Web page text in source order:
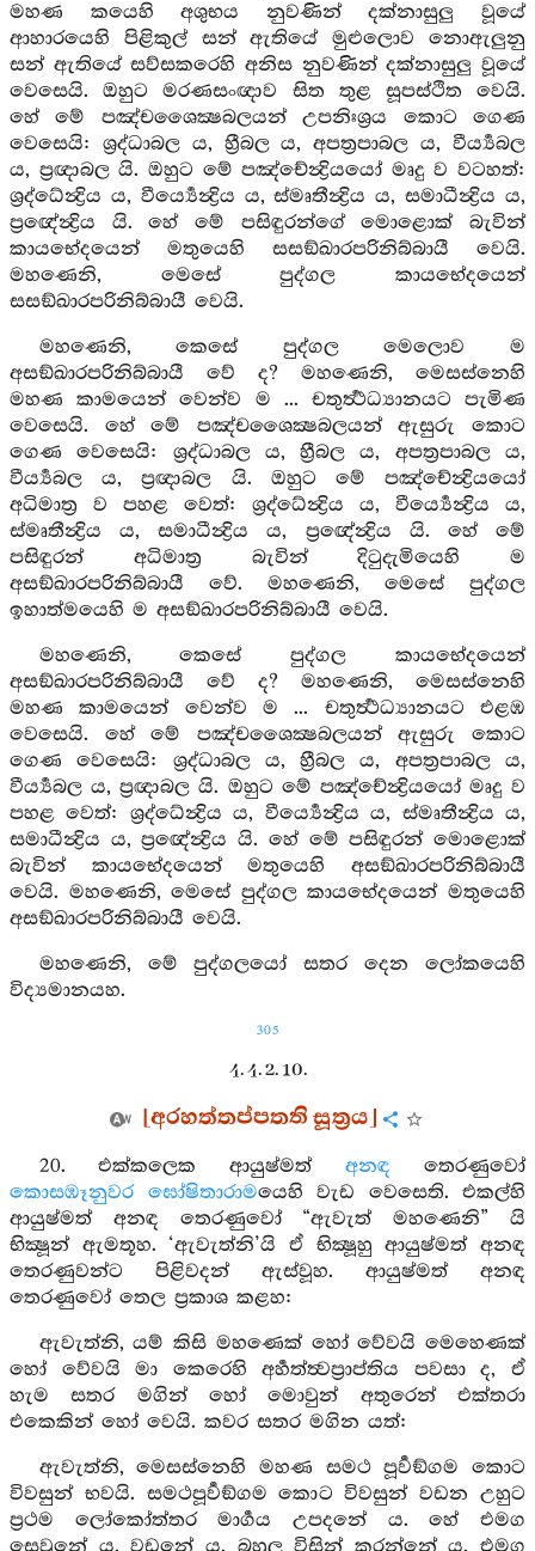
මහණ කයෙහි අශුභය නුවණින් දක්නාසුලු වූයේ
ආහාරයෙහි පිළිකුල් සන් ඇතියේ මුළුලොව නොඇලුනු
සන් ඇතියේ සව්සකරෙහි අනිස නුවණින් දක්නාසුලු වූයේ
වෙසෙයි. ඔහුට මරණසංඥාව සිත තුළ සූපස්ථිත වෙයි.
හේ මේ පඤ්චශෛක්‍ෂබලයන් උපනිඃශ්‍රය කොට ගෙණ
වෙසෙයි: ශ්‍රද්ධාබල ය, හ්‍රීබල ය, අපත්‍රපාබල ය, වීර්‍ය්‍යබල
ය, ප්‍රඥාබල යි. ඔහුට මේ පඤ්චේන්‍ද්‍රියයෝ මෘදු ව වටහත්:
ශ්‍රද්ධේන්‍ද්‍රිය ය, වීර්‍ය්‍යෙන්‍ද්‍රිය ය, ස්මෘතීන්‍ද්‍රිය ය, සමාධීන්‍ද්‍රිය ය,
ප්‍රඥේන්‍ද්‍රිය යි. හේ මේ පසිඳුරන්ගේ මොළොක් බැවින්
කායභේදයෙන් මතුයෙහි සසඞ්ඛාරපරිනිබ්බායී වෙයි.
මහණෙනි, මෙසේ පුද්ගල කායභේදයෙන්
සසඞ්ඛාරපරිනිබ්බායී වෙයි.
මහණෙනි, කෙසේ පුද්ගල මෙලොව ම
අසඞ්ඛාරපරිනිබ්බායී වේ ද? මහණෙනි, මෙසස්නෙහි
මහණ කාමයෙන් වෙන්ව ම ... චතුර්‍ත්‍ථධ්‍යානයට පැමිණ
වෙසෙයි. හේ මේ පඤ්චශෛක්‍ෂබලයන් ඇසුරු කොට
ගෙණ වෙසෙයි: ශ්‍රද්ධාබල ය, හ්‍රීබල ය, අපත්‍රපාබල ය,
වීර්‍ය්‍යබල ය, ප්‍රඥාබල යි. ඔහුට මේ පඤ්චේන්‍ද්‍රියයෝ
අධිමාත්‍ර ව පහළ වෙත්: ශ්‍රද්ධේන්‍ද්‍රිය ය, වීර්‍ය්‍යෙන්‍ද්‍රිය ය,
ස්මෘතීන්‍ද්‍රිය ය, සමාධීන්‍ද්‍රිය ය, ප්‍රඥේන්‍ද්‍රිය යි. හේ මේ
පසිඳුරන් අධිමාත්‍ර බැවින් දිටුදැමියෙහි ම
අසඞ්ඛාරපරිනිබ්බායී වේ. මහණෙනි, මෙසේ පුද්ගල
ඉහාත්මයෙහි ම අසඞ්ඛාරපරිනිබ්බායී වෙයි.
මහණෙනි, කෙසේ පුද්ගල කායභේදයෙන්
අසඞ්ඛාරපරිනිබ්බායී වේ ද? මහණෙනි, මෙසස්නෙහි
මහණ කාමයෙන් වෙන්ව ම ... චතුර්‍ත්‍ථධ්‍යානයට එළඹ
වෙසෙයි. හේ මේ පඤ්චශෛක්‍ෂබලයන් ඇසුරු කොට
ගෙණ වෙසෙයි: ශ්‍රද්ධාබල ය, හ්‍රීබල ය, අපත්‍රපාබල ය,
වීර්‍ය්‍යබල ය, ප්‍රඥාබල යි. ඔහුට මේ පඤ්චේන්‍ද්‍රියයෝ මෘදු ව
පහළ වෙත්: ශ්‍රද්ධේන්‍ද්‍රිය ය, වීර්‍ය්‍යෙන්‍ද්‍රිය ය, ස්මෘතීන්‍ද්‍රිය ය,
සමාධීන්‍ද්‍රිය ය, ප්‍රඥේන්‍ද්‍රිය යි. හේ මේ පසිඳුරන් මොළොක්
බැවින් කායභේදයෙන් මතුයෙහි අසඞ්ඛාරපරිනිබ්බායී
වෙයි. මහණෙනි, මෙසේ පුද්ගල කායභේදයෙන් මතුයෙහි
අසඞ්ඛාරපරිනිබ්බායී වෙයි.
මහණෙනි, මේ පුද්ගලයෝ සතර දෙන ලෝකයෙහි
විද්‍යමානයහ.
305
4. 4. 2. 10.
[අරහත්තප්පතති සූත්‍රය]
20. එක්කලෙක ආයුෂ්මත්අනඳ තෙරණුවෝ
කොසඹෑනුවර
ඝෝෂිතාරාමයෙහි වැඩ වෙසෙති. එකල්හි
ආයුෂ්මත් අනඳ තෙරණුවෝ “ඇවැත් මහණෙනි” යි
භික්‍ෂූන් ඇමතූහ. ‘ඇවැත්නි’යි ඒ භික්‍ෂූහු ආයුෂ්මත් අනඳ
තෙරණුවන්ට පිළිවදන් ඇස්වූහ. ආයුෂ්මත් අනඳ
තෙරණුවෝ තෙල ප්‍රකාශ කළහ:
ඇවැත්නි, යම් කිසි මහණෙක් හෝ වේවයි මෙහෙණක්
හෝ වේවයි මා කෙරෙහි අර්‍හත්ත්‍වප්‍රාප්තිය පවසා ද, ඒ
හැම සතර මගින් හෝ මොවුන් අතුරෙන් එක්තරා
එකෙකින් හෝ වෙයි. කවර සතර මගින යත්:
ඇවැත්නි, මෙසස්නෙහි මහණ සමථ පූර්‍වඞ්ගම කොට
විවසුන් භවයි. සමථපූර්‍වඞ්ගම කොට විවසුන් වඩන උහුට
ප්‍රථම ලෝකෝත්තර මාර්‍ගය උපදනේ ය. හේ එමග